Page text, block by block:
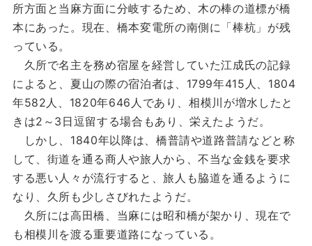
所方面と当麻方面に分岐するため、木の棒の道標が橋
本にあった。現在、橋本変電所の南側に「棒杭」が残
っている。
久所で名主を務め宿屋を経営していた江成氏の記録
によると、夏山の際の宿泊者は、1799年415人、1804
年582人、1820年646人であり、相模川が増水したと
きは2～3日逗留する場合もあり、栄えたようだ。
しかし、1840年以降は、橋普請や道路普請などと称
して、街道を通る商人や旅人から、不当な金銭を要求
する悪い人々が流行すると、旅人も脇道を通るように
なり、久所も少しさびれたようだ。
久所には高田橋、当麻には昭和橋が架かり、現在で
も相模川を渡る重要道路になっている。